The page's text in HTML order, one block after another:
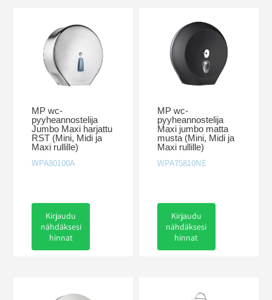
MP wc-
pyyheannostelija
Jumbo Maxi harjattu
RST (Mini, Midi ja
Maxi rullille)
WPA80100A
Kirjaudu
nähdäksesi
hinnat
MP wc-
pyyheannostelija
Maxi jumbo matta
musta (Mini, Midi ja
Maxi rullille)
WPA75810NE
Kirjaudu
nähdäksesi
hinnat